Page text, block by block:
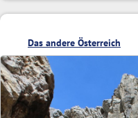
Das andere Österreich